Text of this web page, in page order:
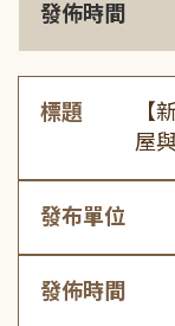
發佈時間
標題
【
屋
發布單位
發佈時間